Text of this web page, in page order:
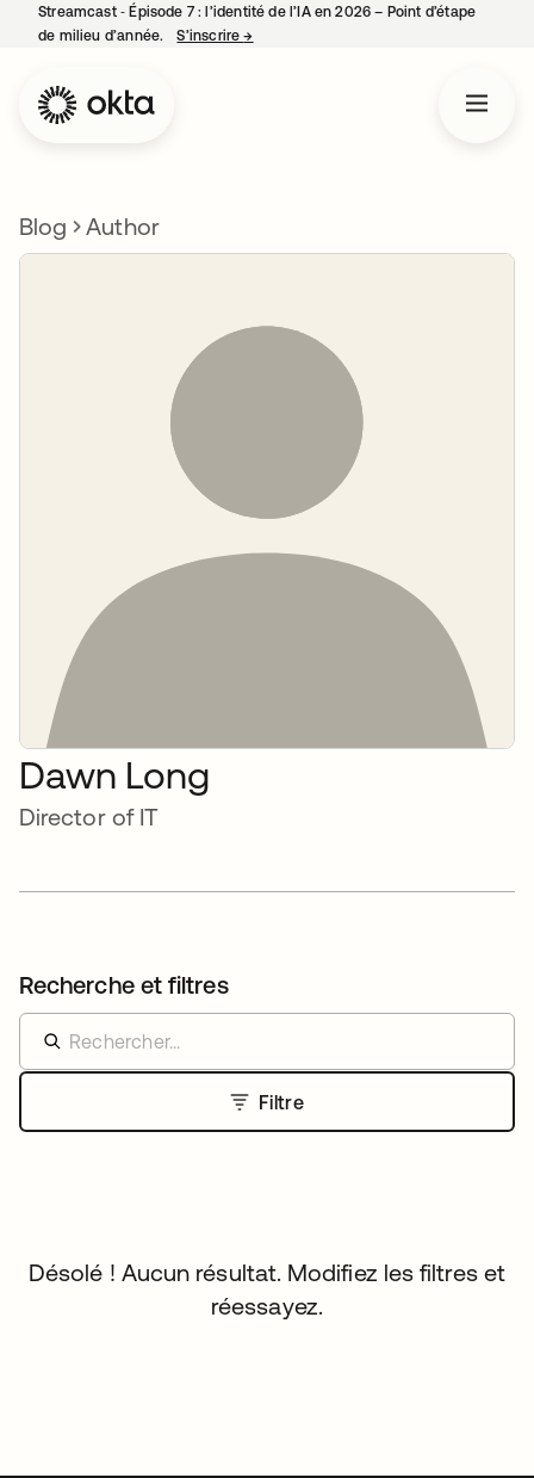
Streamcast ‑ Épisode 7 : l’identité de l’IA en 2026 – Point d’étape
de milieu d’année.
S’inscrire→
Blog Author
Dawn Long
Director of IT
Recherche et filtres
Filtre
Désolé ! Aucun résultat. Modifiez les filtres et
réessayez.